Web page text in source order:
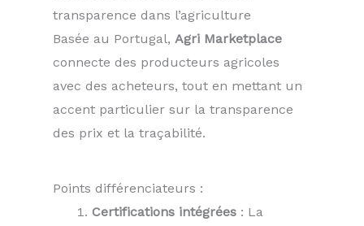
transparence dans l’agriculture
Basée au Portugal, Agri Marketplace
connecte des producteurs agricoles
avec des acheteurs, tout en mettant un
accent particulier sur la transparence
des prix et la traçabilité.
Points différenciateurs :
Certifications intégrées : La